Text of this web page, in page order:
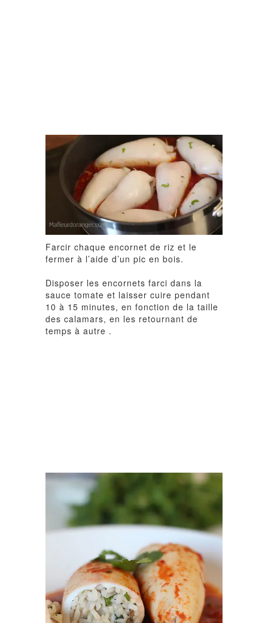
Farcir chaque encornet de riz et le
fermer à l’aide d’un pic en bois.
Disposer les encornets farci dans la
sauce tomate et laisser cuire pendant
10 à 15 minutes, en fonction de la taille
des calamars, en les retournant de
temps à autre .